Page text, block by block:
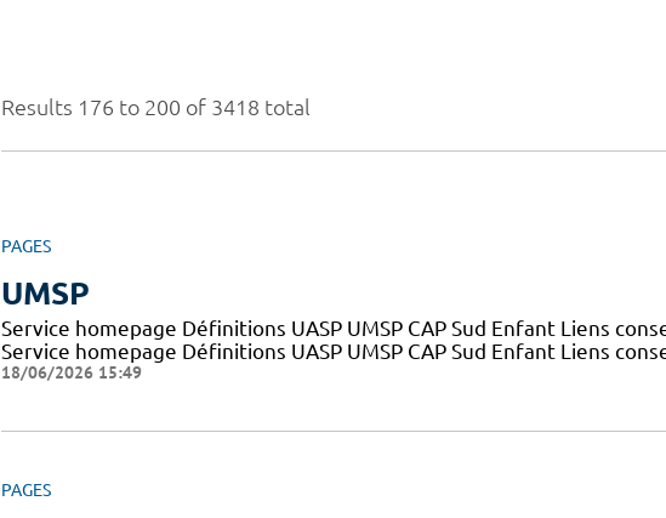
Results 176 to 200 of 3418 total
PAGES
UMSP
Service homepage Définitions UASP UMSP CAP Sud Enfant Liens
Service homepage Définitions UASP UMSP CAP Sud Enfant Liens
18/06/2026 15:49
PAGES